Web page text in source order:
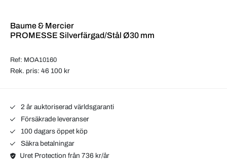
Baume & Mercier
PROMESSE Silverfärgad/Stål Ø30 mm
Ref: MOA10160
Rek. pris: 46 100 kr
2 år auktoriserad världsgaranti
Försäkrade leveranser
100 dagars öppet köp
Säkra betalningar
Uret Protection från 736 kr/år